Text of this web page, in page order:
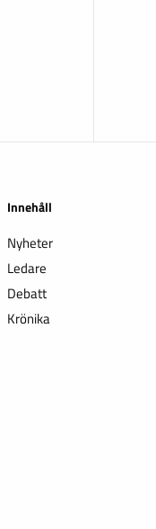
Innehåll
Nyheter
Ledare
Debatt
Krönika